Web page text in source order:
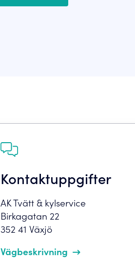
Kontaktuppgifter
AK Tvätt & kylservice
Birkagatan 22
352 41 Växjö
Vägbeskrivning